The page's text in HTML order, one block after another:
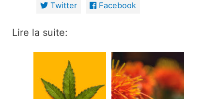
Twitter Facebook
Lire la suite: